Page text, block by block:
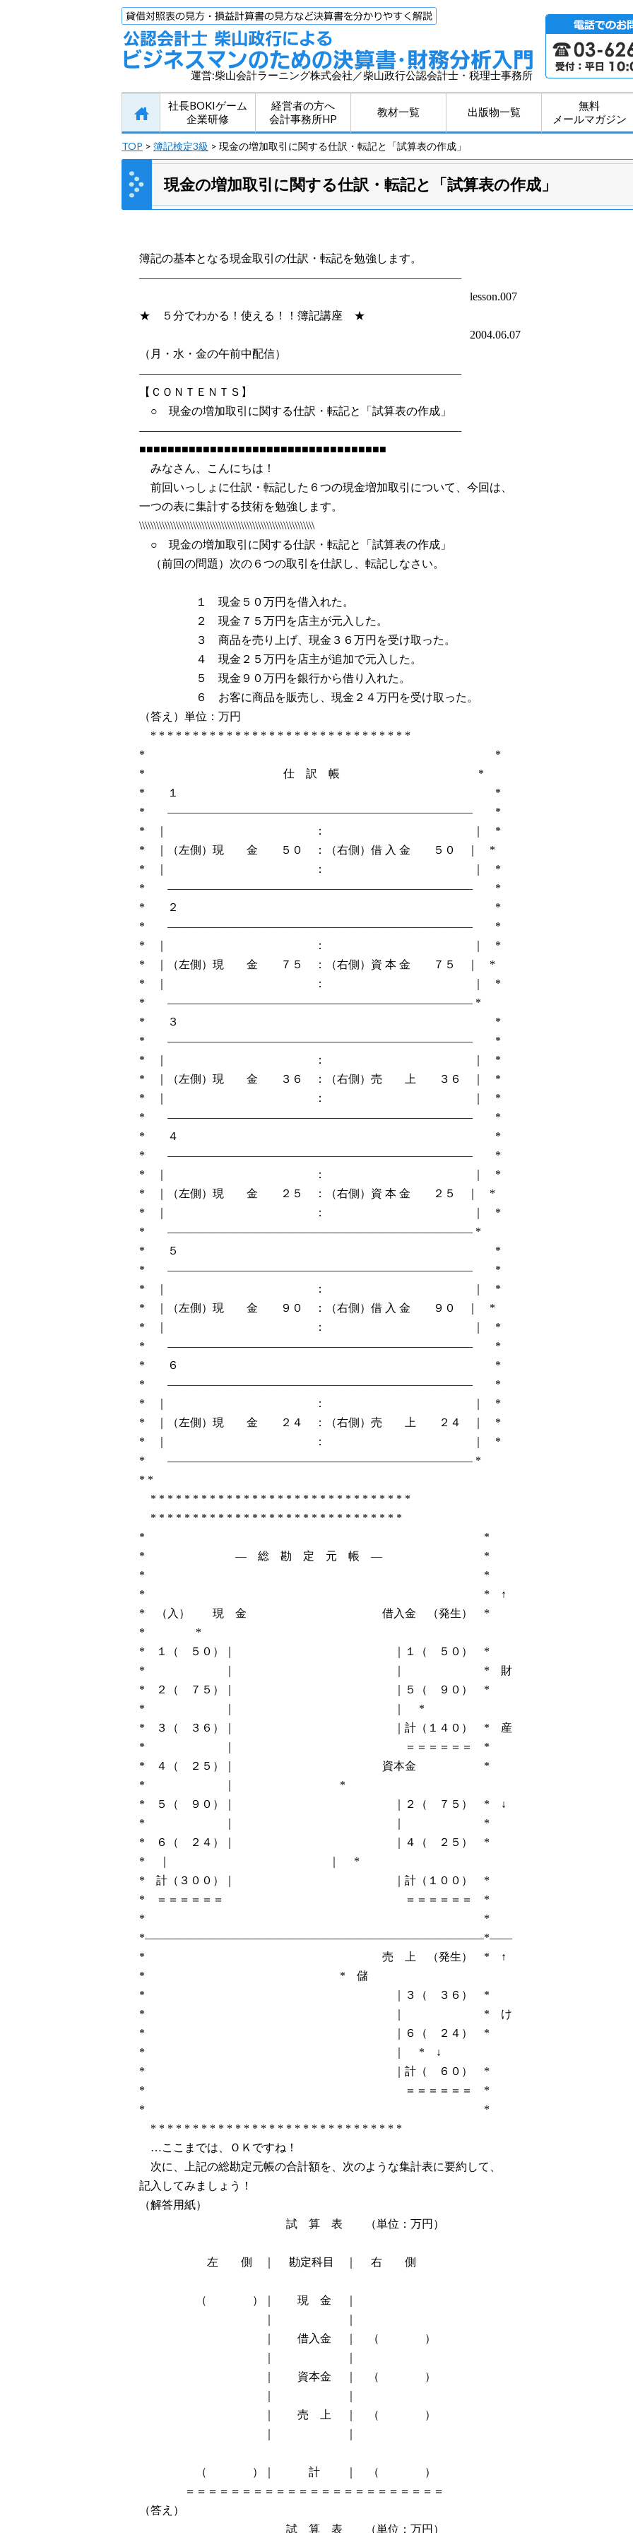
運営:柴山会計ラーニング株式会社／柴山政行公認会計士・税理士事務所
社長BOKIゲーム
企業研修
経営者の方へ
会計事務所HP
教材一覧 出版物一覧
無料
メールマガジン
TOP > 簿記検定3級 > 現金の増加取引に関する仕訳・転記と「試算表の作成」
現金の増加取引に関する仕訳・転記と「試算表の作成」
簿記の基本となる現金取引の仕訳・転記を勉強します。
————————————————————————————–
lesson.007
★ ５分でわかる！使える！！簿記講座 ★
2004.06.07
（月・水・金の午前中配信）
————————————————————————————–
【ＣＯＮＴＥＮＴＳ】
○ 現金の増加取引に関する仕訳・転記と「試算表の作成」
————————————————————————————–
■■■■■■■■■■■■■■■■■■■■■■■■■■■■■■■■■■■
みなさん、こんにちは！
前回いっしょに仕訳・転記した６つの現金増加取引について、今回は、
一つの表に集計する技術を勉強します。
\\\\\\\\\\\\\\\\\\\\\\\\\\\\\\\\\\\\\\\\\\\\\\\\\\\\\\\\\\\\\\
○ 現金の増加取引に関する仕訳・転記と「試算表の作成」
（前回の問題）次の６つの取引を仕訳し、転記しなさい。
１ 現金５０万円を借入れた。
２ 現金７５万円を店主が元入した。
３ 商品を売り上げ、現金３６万円を受け取った。
４ 現金２５万円を店主が追加で元入した。
５ 現金９０万円を銀行から借り入れた。
６ お客に商品を販売し、現金２４万円を受け取った。
（答え）単位：万円
* * * * * * * * * * * * * * * * * * * * * * * * * * * * * * *
* *
* 仕 訳 帳 *
* １ *
* ――――――――――――――――――――――――――― *
* ｜ ： ｜ *
* ｜（左側）現 金 ５０ ：（右側）借 入 金 ５０ ｜ *
* ｜ ： ｜ *
* ――――――――――――――――――――――――――― *
* ２ *
* ――――――――――――――――――――――――――― *
* ｜ ： ｜ *
* ｜（左側）現 金 ７５ ：（右側）資 本 金 ７５ ｜ *
* ｜ ： ｜ *
* ――――――――――――――――――――――――――― *
* ３ *
* ――――――――――――――――――――――――――― *
* ｜ ： ｜ *
* ｜（左側）現 金 ３６ ：（右側）売 上 ３６ ｜ *
* ｜ ： ｜ *
* ――――――――――――――――――――――――――― *
* ４ *
* ――――――――――――――――――――――――――― *
* ｜ ： ｜ *
* ｜（左側）現 金 ２５ ：（右側）資 本 金 ２５ ｜ *
* ｜ ： ｜ *
* ――――――――――――――――――――――――――― *
* ５ *
* ――――――――――――――――――――――――――― *
* ｜ ： ｜ *
* ｜（左側）現 金 ９０ ：（右側）借 入 金 ９０ ｜ *
* ｜ ： ｜ *
* ――――――――――――――――――――――――――― *
* ６ *
* ――――――――――――――――――――――――――― *
* ｜ ： ｜ *
* ｜（左側）現 金 ２４ ：（右側）売 上 ２４ ｜ *
* ｜ ： ｜ *
* ――――――――――――――――――――――――――― *
* *
* * * * * * * * * * * * * * * * * * * * * * * * * * * * * * *
* * * * * * * * * * * * * * * * * * * * * * * * * * * * * *
* *
* ― 総 勘 定 元 帳 ― *
* *
* * ↑
* （入） 現 金 借入金 （発生） *
* *
* １（ ５０）｜ ｜１（ ５０） *
* ｜ ｜ * 財
* ２（ ７５）｜ ｜５（ ９０） *
* ｜ ｜ *
* ３（ ３６）｜ ｜計（１４０） * 産
* ｜ ＝＝＝＝＝＝ *
* ４（ ２５）｜ 資本金 *
* ｜ *
* ５（ ９０）｜ ｜２（ ７５） * ↓
* ｜ ｜ *
* ６（ ２４）｜ ｜４（ ２５） *
* ｜ ｜ *
* 計（３００）｜ ｜計（１００） *
* ＝＝＝＝＝＝ ＝＝＝＝＝＝ *
* *
*――――――――――――――――――――――――――――――*――
* 売 上 （発生） * ↑
* * 儲
* ｜３（ ３６） *
* ｜ * け
* ｜６（ ２４） *
* ｜ * ↓
* ｜計（ ６０） *
* ＝＝＝＝＝＝ *
* *
* * * * * * * * * * * * * * * * * * * * * * * * * * * * * *
…ここまでは、ＯＫですね！
次に、上記の総勘定元帳の合計額を、次のような集計表に要約して、
記入してみましょう！
（解答用紙）
試 算 表 （単位：万円）
左 側 ｜ 勘定科目 ｜ 右 側
（ ）｜ 現 金 ｜
｜ 借入金 ｜ （ ）
｜ 資本金 ｜ （ ）
｜ 売 上 ｜ （ ）
（ ）｜ 計 ｜ （ ）
＝＝＝＝＝＝＝＝＝＝＝＝＝＝＝＝＝＝＝＝＝＝＝
（答え）
試 算 表 （単位：万円）